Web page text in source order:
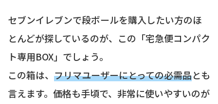
セブンイレブンで段ボールを購入したい方のほ
とんどが探しているのが、この「宅急便コンパク
ト専用BOX」でしょう。
この箱は、 フリマユーザーにとっての必需品とも
言えます。価格も手頃で、非常に使いやすいのが